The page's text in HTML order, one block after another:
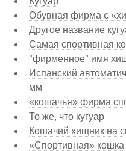
Обувная фирма с
Другое название
Самая спортивная
"фирменное" имя
Испанский
мм
«кошачья» фирма
То же, что кугуар
Кошачий хищник на
«Спортивная» кошка